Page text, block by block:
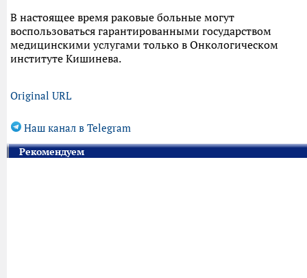
В настоящее время раковые больные могут
воспользоваться гарантированными государством
медицинскими услугами только в Онкологическом
институте Кишинева.
Original URL
Наш канал в Telegram
Рекомендуем